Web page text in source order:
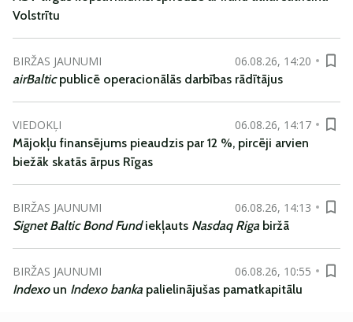
Volstrītu
BIRŽAS JAUNUMI
06.08.26, 14:20
airBalticpublicē operacionālās darbības rādītājus
VIEDOKĻI
06.08.26, 14:17
Mājokļu finansējums pieaudzis par 12 %, pircēji arvien
biežāk skatās ārpus Rīgas
BIRŽAS JAUNUMI
06.08.26, 14:13
Signet Baltic Bond Fundiekļauts Nasdaq Riga biržā
BIRŽAS JAUNUMI
06.08.26, 10:55
Indexoun Indexo banka palielinājušas pamatkapitālu